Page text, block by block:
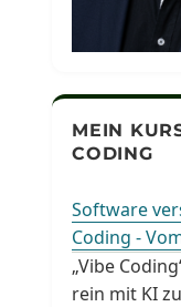
MEIN
CODING
Software
Coding -
„Vibe
rein mit KI